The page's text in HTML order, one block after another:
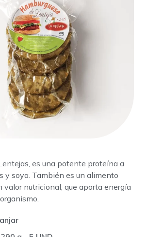
es una potente proteína a
y soya. También es un alimento
valor nutricional, que aporta energía